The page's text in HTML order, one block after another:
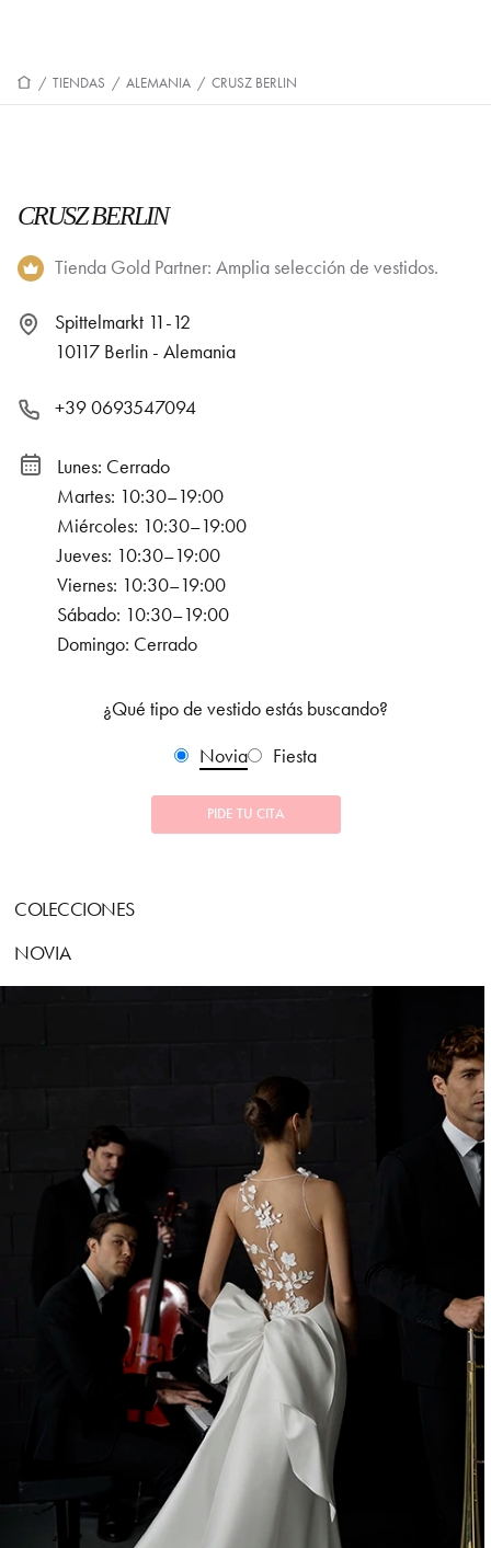
/ TIENDAS / ALEMANIA / CRUSZ BERLIN
CRUSZ BERLIN
Tienda Gold Partner: Amplia selección de vestidos.
Spittelmarkt 11-12
10117 Berlin - Alemania
+39 0693547094
Lunes: Cerrado
Martes: 10:30–19:00
Miércoles: 10:30–19:00
Jueves: 10:30–19:00
Viernes: 10:30–19:00
Sábado: 10:30–19:00
Domingo: Cerrado
¿Qué tipo de vestido estás buscando?
Novia
Fiesta
PIDE TU CITA
COLECCIONES
NOVIA